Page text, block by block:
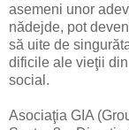
asemeni unor
nădejde, pot
să uite de
dificile ale vieţii
social.
Asociaţia GIA